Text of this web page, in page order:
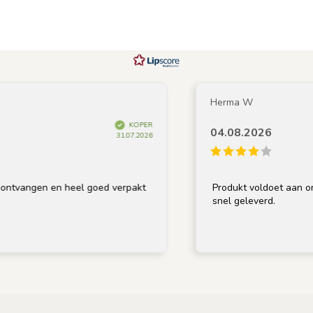
KOPER
31.07.2026
en heel goed verpakt
Herma W
04.08.2026
Produkt voldoet aan
snel geleverd.